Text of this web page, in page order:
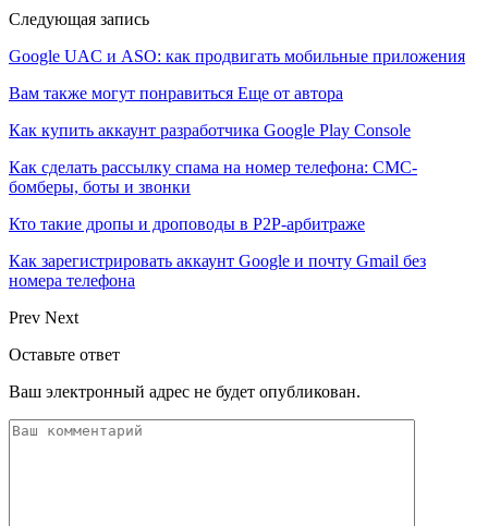
Следующая запись
Google UAC и ASO: как продвигать мобильные приложения
Вам также могут понравиться Еще от автора
Как купить аккаунт разработчика Google Play Console
Как сделать рассылку спама на номер телефона: СМС-
бомберы, боты и звонки
Кто такие дропы и дроповоды в P2P-арбитраже
Как зарегистрировать аккаунт Google и почту Gmail без
номера телефона
Prev Next
Оставьте ответ
Ваш электронный адрес не будет опубликован.